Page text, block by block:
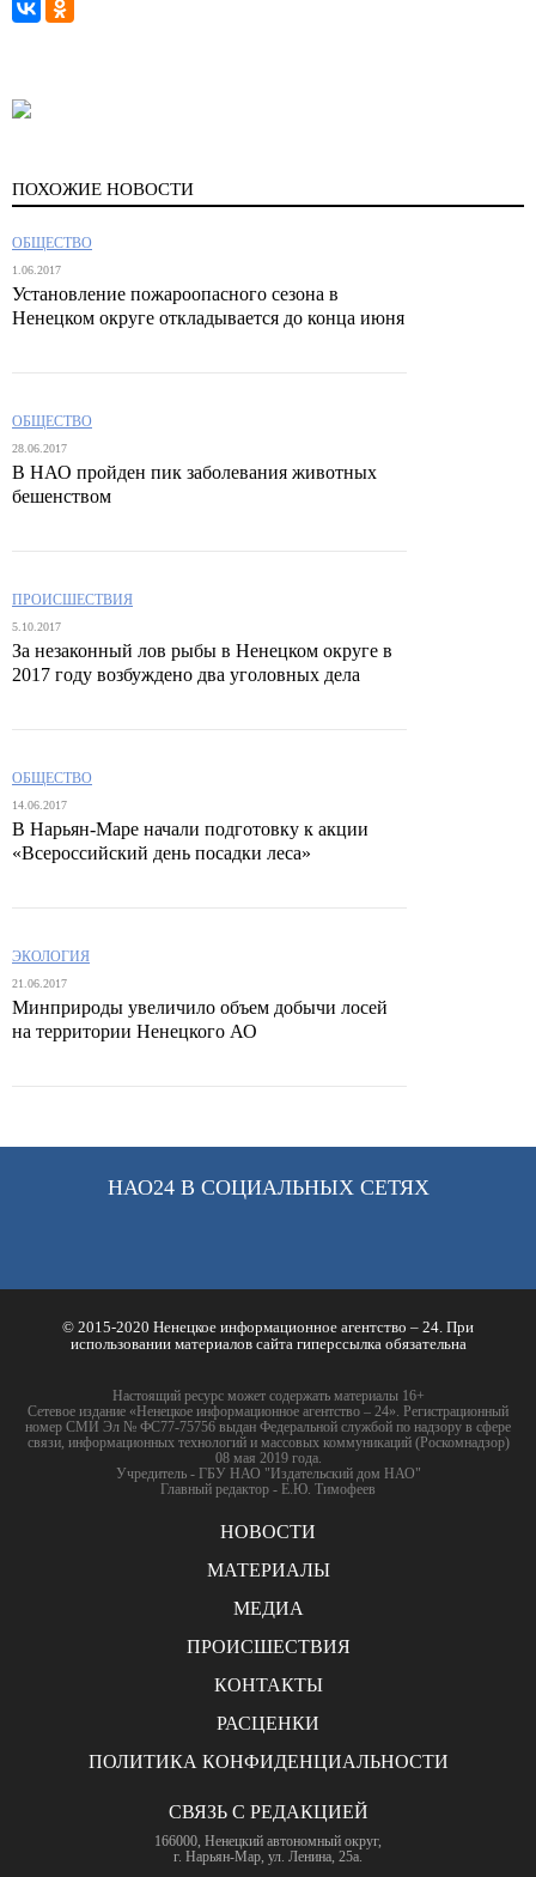
ПОХОЖИЕ НОВОСТИ
ОБЩЕСТВО
1.06.2017
Установление пожароопасного сезона в
Ненецком округе откладывается до конца июня
ОБЩЕСТВО
28.06.2017
В НАО пройден пик заболевания животных
бешенством
ПРОИСШЕСТВИЯ
5.10.2017
За незаконный лов рыбы в Ненецком округе в
2017 году возбуждено два уголовных дела
ОБЩЕСТВО
14.06.2017
В Нарьян-Маре начали подготовку к акции
«Всероссийский день посадки леса»
ЭКОЛОГИЯ
21.06.2017
Минприроды увеличило объем добычи лосей
на территории Ненецкого АО
НАО24 В СОЦИАЛЬНЫХ СЕТЯХ
© 2015-2020 Ненецкое информационное агентство – 24. При
использовании материалов сайта гиперссылка обязательна
Настоящий ресурс может содержать материалы 16+
Сетевое издание «Ненецкое информационное агентство – 24». Регистрационный
номер СМИ Эл № ФС77-75756 выдан Федеральной службой по надзору в сфере
связи, информационных технологий и массовых коммуникаций (Роскомнадзор)
08 мая 2019 года.
Учредитель - ГБУ НАО "Издательский дом НАО"
Главный редактор - Е.Ю. Тимофеев
НОВОСТИ
МАТЕРИАЛЫ
МЕДИА
ПРОИСШЕСТВИЯ
КОНТАКТЫ
РАСЦЕНКИ
ПОЛИТИКА КОНФИДЕНЦИАЛЬНОСТИ
СВЯЗЬ С РЕДАКЦИЕЙ
166000, Ненецкий автономный округ,
г. Нарьян-Мар, ул. Ленина, 25а.